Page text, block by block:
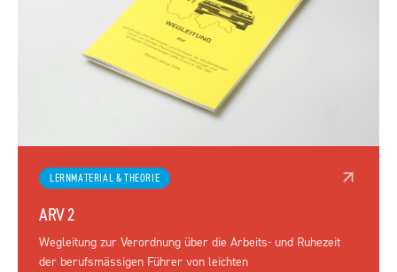
LERNMATERIAL & THEORIE
ARV 2
Wegleitung zur Verordnung über die Arbeits- und Ruhezeit
der berufsmässigen Führer von leichten